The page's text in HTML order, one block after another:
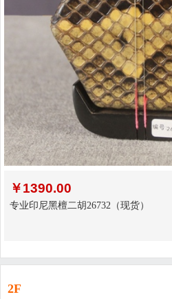
￥1390.00
专业印尼黑檀二胡26732（现货）
2F